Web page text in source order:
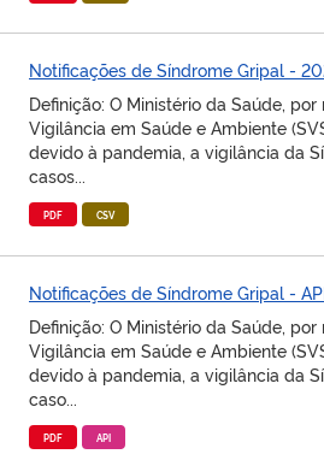
Notificações de Síndrome Gripal -
Definição: O Ministério da Saúde,
Vigilância em Saúde e Ambiente
devido à pandemia, a vigilância da
casos...
PDF CSV
Notificações de Síndrome Gripal -
Definição: O Ministério da Saúde,
Vigilância em Saúde e Ambiente
devido à pandemia, a vigilância da
caso...
PDF API